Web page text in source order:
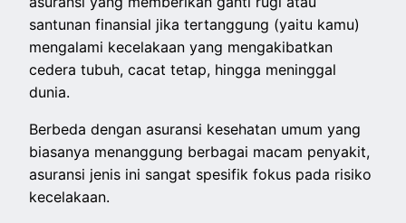
santunan finansial jika tertanggung (yaitu kamu)
mengalami kecelakaan yang mengakibatkan
cedera tubuh, cacat tetap, hingga meninggal
dunia.
Berbeda dengan asuransi kesehatan umum yang
biasanya menanggung berbagai macam penyakit,
asuransi jenis ini sangat spesifik fokus pada risiko
kecelakaan.